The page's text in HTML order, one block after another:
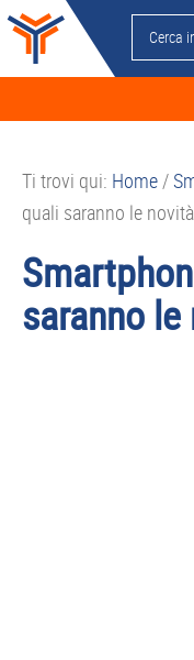
Passa
alla
navigazione
Passa
contenuto
Passa
alla
barra
Passa
piè
Cerca
in
sito
Ti trovi qui: Home/
quali saranno le
saranno